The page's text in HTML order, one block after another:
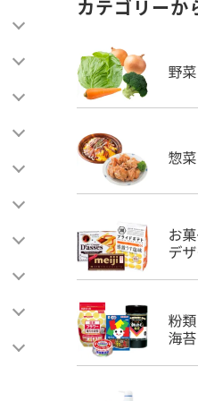
カテゴリーか